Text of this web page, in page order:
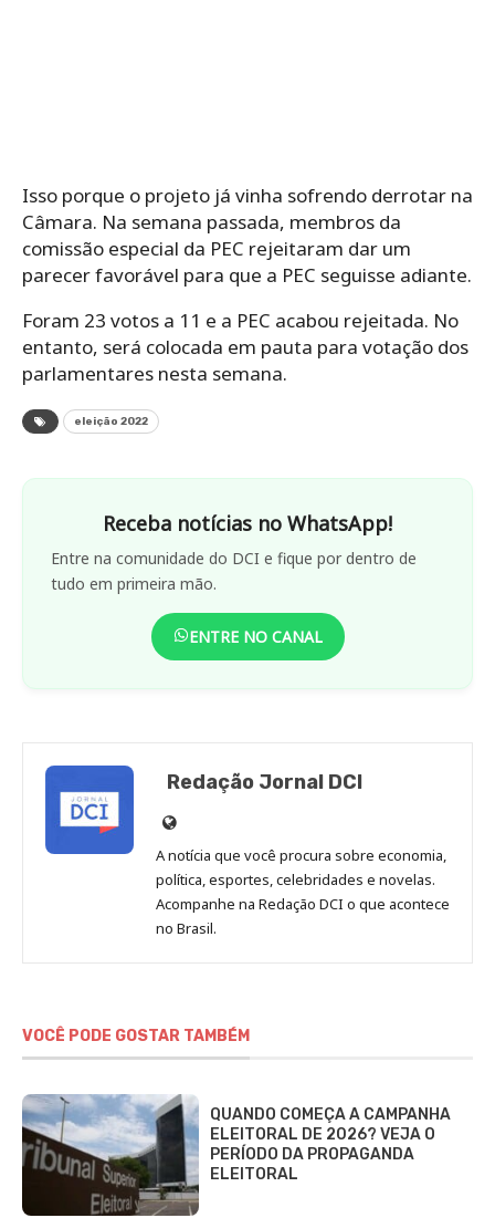
Isso porque o projeto já vinha sofrendo derrotar na
Câmara. Na semana passada, membros da
comissão especial da PEC rejeitaram dar um
parecer favorável para que a PEC seguisse adiante.
Foram 23 votos a 11 e a PEC acabou rejeitada. No
entanto, será colocada em pauta para votação dos
parlamentares nesta semana.
eleição 2022
Receba notícias no WhatsApp!
Entre na comunidade do DCI e fique por dentro de
tudo em primeira mão.
ENTRE NO CANAL
Redação Jornal DCI
Site
de
Redação
Jornal
DCI
A notícia que você procura sobre economia,
política, esportes, celebridades e novelas.
Acompanhe na Redação DCI o que acontece
no Brasil.
VOCÊ PODE GOSTAR TAMBÉM
QUANDO COMEÇA A CAMPANHA
ELEITORAL DE 2026? VEJA O
PERÍODO DA PROPAGANDA
ELEITORAL